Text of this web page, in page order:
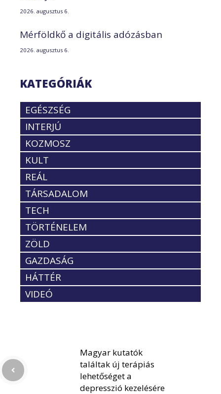
2026. augusztus 6.
Mérföldkő a digitális adózásban
2026. augusztus 6.
KATEGÓRIÁK
EGÉSZSÉG
INTERJÚ
KOZMOSZ
KULT
REÁL
TÁRSADALOM
TECH
TÖRTÉNELEM
ZÖLD
GAZDASÁG
HÁTTÉR
VIDEÓ
Magyar kutatók
találtak új terápiás
lehetőséget a
depresszió kezelésére